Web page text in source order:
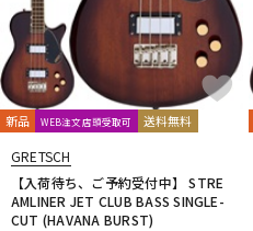
新品 WEB注文店頭受取可 送料無料
GRETSCH
【入荷待ち、ご予約受付中】 STRE
AMLINER JET CLUB BASS SINGLE-
CUT (HAVANA BURST)